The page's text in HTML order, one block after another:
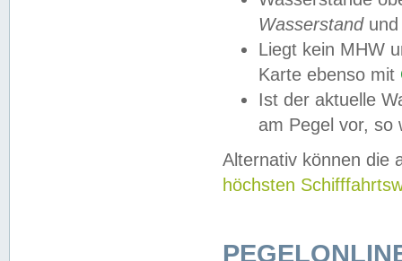
Wasserstandund
Liegt kein MHW
Karte ebenso mit
Ist der aktuelle
am Pegel vor,
Alternativ können die
höchsten